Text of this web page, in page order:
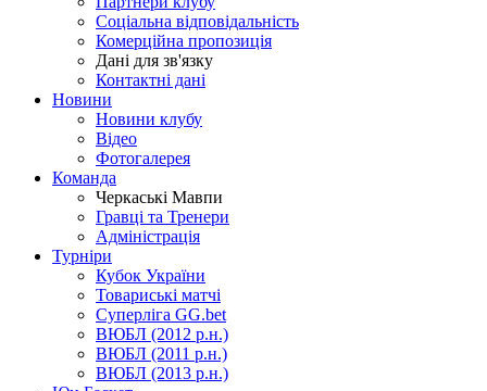
Соціальна відповідальність
Комерційна пропозиція
Дані для зв'язку
Контактні дані
Новини
Новини клубу
Відео
Фотогалерея
Команда
Черкаські Мавпи
Гравці та Тренери
Адміністрація
Турніри
Кубок України
Товариські матчі
Суперліга GG.bet
ВЮБЛ (2012 р.н.)
ВЮБЛ (2011 р.н.)
ВЮБЛ (2013 р.н.)